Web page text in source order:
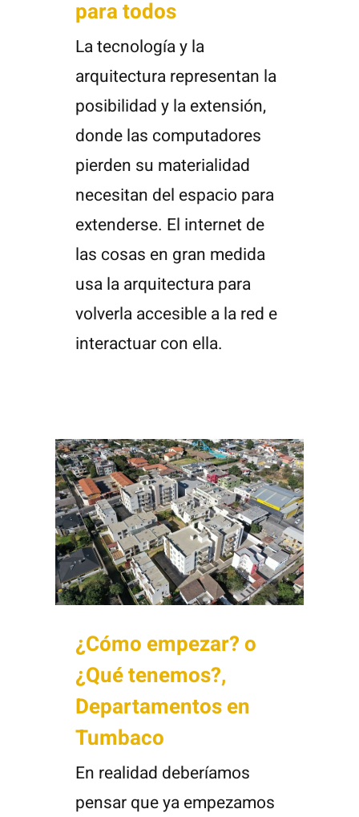
para todos
La tecnología y la
arquitectura representan la
posibilidad y la extensión,
donde las computadores
pierden su materialidad
necesitan del espacio para
extenderse. El internet de
las cosas en gran medida
usa la arquitectura para
volverla accesible a la red e
interactuar con ella.
¿Cómo empezar? o
¿Qué tenemos?,
Departamentos en
Tumbaco
En realidad deberíamos
pensar que ya empezamos